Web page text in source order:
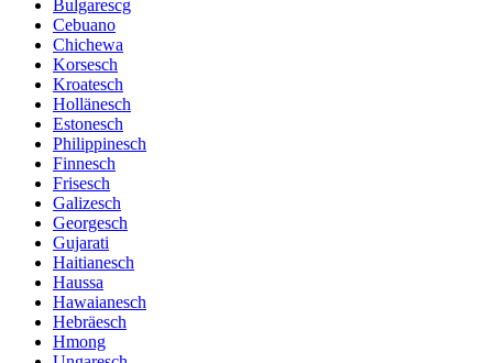
Bulgarescg
Cebuano
Chichewa
Korsesch
Kroatesch
Hollänesch
Estonesch
Philippinesch
Finnesch
Frisesch
Galizesch
Georgesch
Gujarati
Haitianesch
Haussa
Hawaianesch
Hebräesch
Hmong